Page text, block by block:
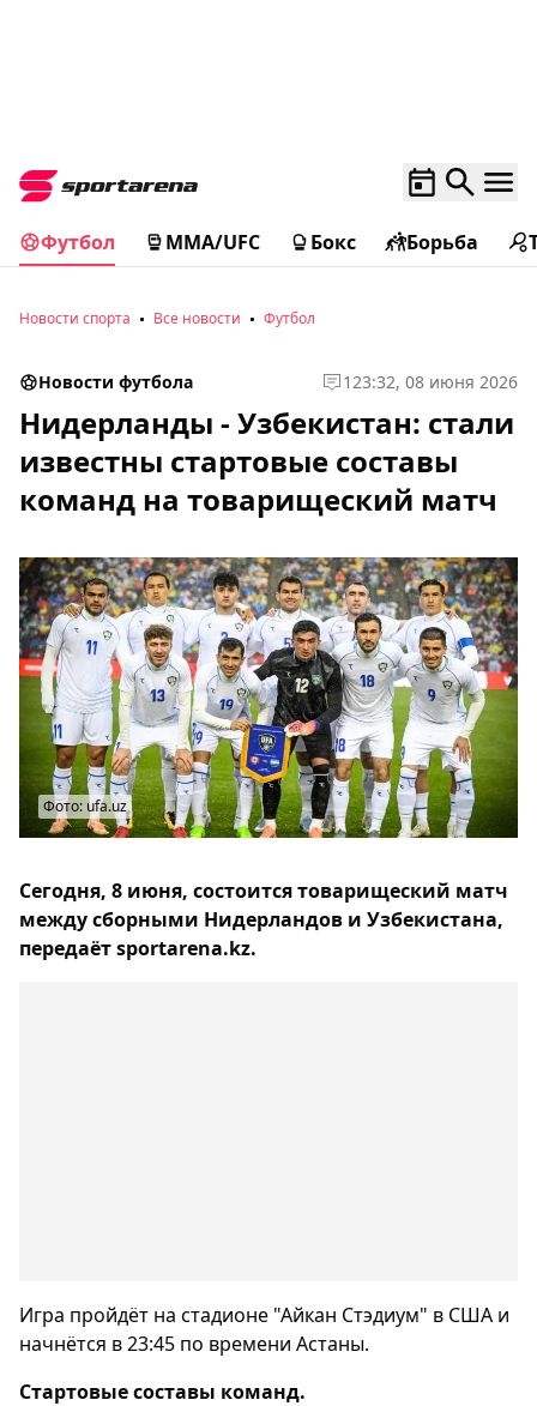
Футбол MMA/UFC Бокс Борьба
Новости спорта Все новости Футбол
Новости футбола 123:32, 08 июня 2026
Нидерланды - Узбекистан: стали
известны стартовые составы
команд на товарищеский матч
Фото: ufa.uz
Сегодня, 8 июня, состоится товарищеский матч
между сборными Нидерландов и Узбекистана,
передаёт sportarena.kz.
Игра пройдёт на стадионе "Айкан Стэдиум" в США и
начнётся в 23:45 по времени Астаны.
Стартовые составы команд.